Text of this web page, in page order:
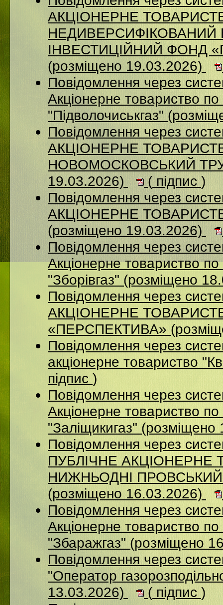
АКЦІОНЕРНЕ
ІНВЕСТИЦІЙНИЙ ФОНД
(розміщено 19.03.2026)
Повідомлення через
Акціонерне товариство по
"Підволочиськгаз"
Повідомлення через
АКЦIОНЕРНЕ
НОВОМОСКОВСЬКИЙ
19.03.2026)
( підпис )
Повідомлення через
АКЦІОНЕРНЕ
(розміщено 19.03.2026)
Повідомлення через
Акціонерне товариство по
"Зборівгаз" (розміщено
Повідомлення через
АКЦІОНЕРНЕ
«ПЕРСПЕКТИВА»
Повідомлення через
акціонерне товариство
підпис )
Повідомлення через
Акціонерне товариство по
"Заліщикигаз"
Повідомлення через
ПУБЛІЧНЕ АКЦІОНЕРНЕ
НИЖНЬОДНІ
(розміщено 16.03.2026)
Повідомлення через
Акцiонерне товариство по
"Збаражгаз" (розміщено
Повідомлення через
"Оператор
13.03.2026)
( підпис )